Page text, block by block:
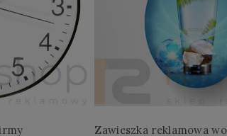
Zawieszka reklamowa